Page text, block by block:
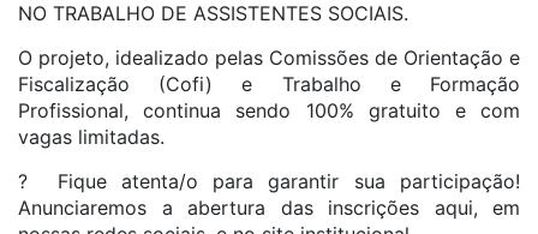
NO TRABALHO DE ASSISTENTES SOCIAIS.
O projeto, idealizado pelas Comissões de Orientação e
Fiscalização (Cofi) e Trabalho e Formação
Profissional, continua sendo 100% gratuito e com
vagas limitadas.
? Fique atenta/o para garantir sua participação!
Anunciaremos a abertura das inscrições aqui, em